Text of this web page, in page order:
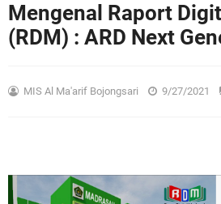
Mengenal Raport
(RDM) : ARD Next
MIS Al Ma'arif Bojongsari 9/27/2021